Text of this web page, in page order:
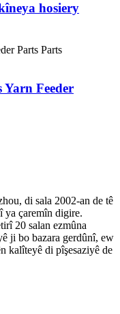
hosiery
Yarn Feeder
di sala 2002-an de tê
ya çaremîn digire.
20 salan ezmûna
ji bo bazara gerdûnî, ew
kalîteyê di pîşesaziyê de